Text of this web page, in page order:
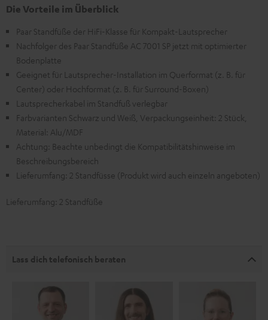
Die Vorteile im Überblick
Paar Standfüße der HiFi-Klasse für Kompakt-Lautsprecher
Nachfolger des Paar Standfüße AC 7001 SP jetzt mit optimierter
Bodenplatte
Geeignet für Lautsprecher-Installation im Querformat (z. B. für
Center) oder Hochformat (z. B. für Surround-Boxen)
Lautsprecherkabel im Standfuß verlegbar
Farbvarianten Schwarz und Weiß, Verpackungseinheit: 2 Stück,
Material: Alu/MDF
Achtung: Beachte unbedingt die Kompatibilitätshinweise im
Beschreibungsbereich
Lieferumfang: 2 Standfüsse (Produkt wird auch einzeln angeboten)
Lieferumfang: 2 Standfüße
Lass dich telefonisch beraten